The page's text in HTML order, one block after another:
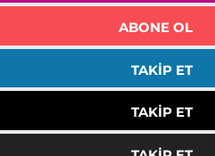
ABONE OL
TAKIP ET
TAKIP ET